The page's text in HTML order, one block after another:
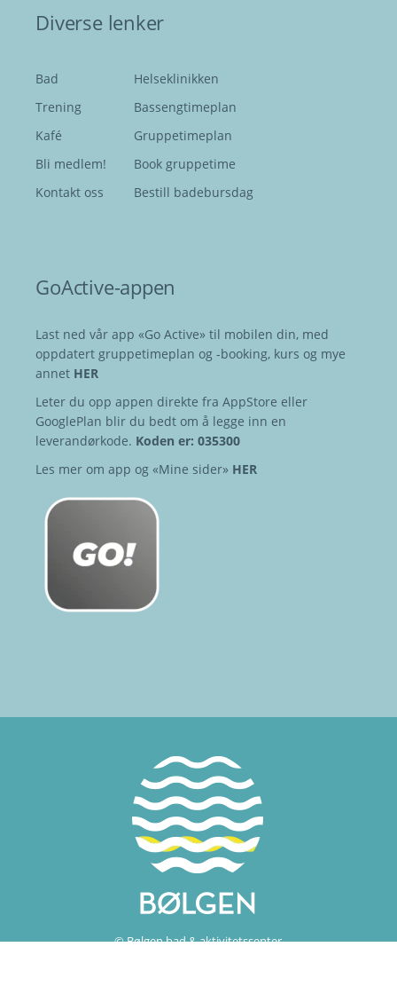
Diverse lenker
Bad
Trening
Kafé
Bli medlem!
Kontakt oss
Helseklinikken
Bassengtimeplan
Gruppetimeplan
Book gruppetime
Bestill badebursdag
GoActive-appen
Last ned vår app «Go Active» til mobilen din, med
oppdatert gruppetimeplan og -booking, kurs og mye
annet HER
Leter du opp appen direkte fra AppStore eller
GooglePlan blir du bedt om å legge inn en
leverandørkode. Koden er: 035300
Les mer om app og «Mine sider» HER
© Bølgen bad & aktivitetssenter